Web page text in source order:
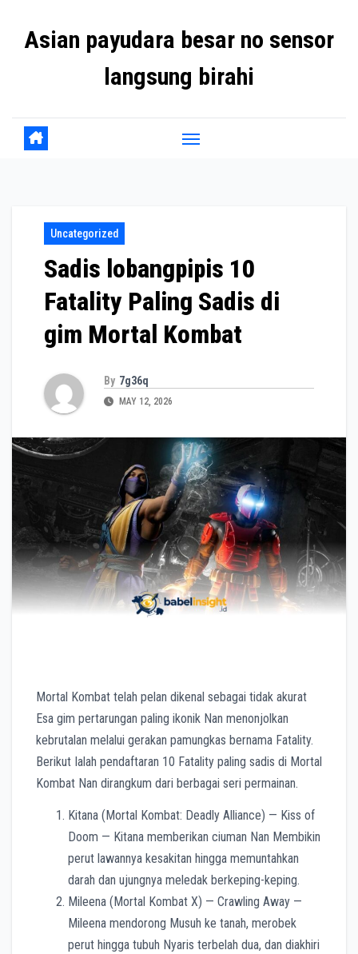
Asian payudara besar no sensor
langsung birahi
Uncategorized
Sadis lobangpipis 10
Fatality Paling Sadis di
gim Mortal Kombat
By 7g36q
MAY 12, 2026
Mortal Kombat telah pelan dikenal sebagai tidak akurat
Esa gim pertarungan paling ikonik Nan menonjolkan
kebrutalan melalui gerakan pamungkas bernama Fatality.
Berikut Ialah pendaftaran 10 Fatality paling sadis di Mortal
Kombat Nan dirangkum dari berbagai seri permainan.
Kitana (Mortal Kombat: Deadly Alliance) — Kiss of
Doom — Kitana memberikan ciuman Nan Membikin
perut lawannya kesakitan hingga memuntahkan
darah dan ujungnya meledak berkeping-keping.
Mileena (Mortal Kombat X) — Crawling Away —
Mileena mendorong Musuh ke tanah, merobek
perut hingga tubuh Nyaris terbelah dua, dan diakhiri